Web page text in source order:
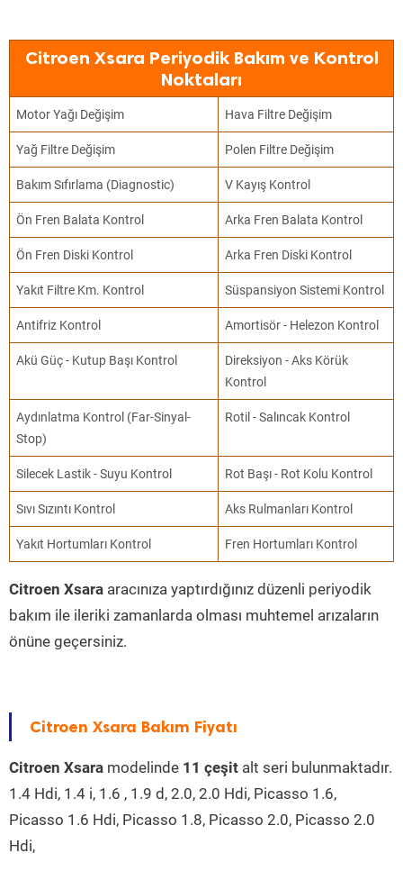
Citroen Xsara Periyodik Bakım ve Kontrol
Noktaları
Motor Yağı Değişim Hava Filtre Değişim
Yağ Filtre Değişim Polen Filtre Değişim
Bakım Sıfırlama (Diagnostic) V Kayış Kontrol
Ön Fren Balata Kontrol Arka Fren Balata Kontrol
Ön Fren Diski Kontrol Arka Fren Diski Kontrol
Yakıt Filtre Km. Kontrol Süspansiyon Sistemi Kontrol
Antifriz Kontrol Amortisör - Helezon Kontrol
Akü Güç - Kutup Başı Kontrol
Direksiyon - Aks Körük
Kontrol
Aydınlatma Kontrol (Far-Sinyal-
Stop)
Rotil - Salıncak Kontrol
Silecek Lastik - Suyu Kontrol Rot Başı - Rot Kolu Kontrol
Sıvı Sızıntı Kontrol Aks Rulmanları Kontrol
Yakıt Hortumları Kontrol Fren Hortumları Kontrol
Citroen Xsara aracınıza yaptırdığınız düzenli periyodik
bakım ile ileriki zamanlarda olması muhtemel arızaların
önüne geçersiniz.
Citroen Xsara Bakım Fiyatı
Citroen Xsara modelinde 11 çeşit alt seri bulunmaktadır.
1.4 Hdi, 1.4 i, 1.6 , 1.9 d, 2.0, 2.0 Hdi, Picasso 1.6,
Picasso 1.6 Hdi, Picasso 1.8, Picasso 2.0, Picasso 2.0
Hdi,